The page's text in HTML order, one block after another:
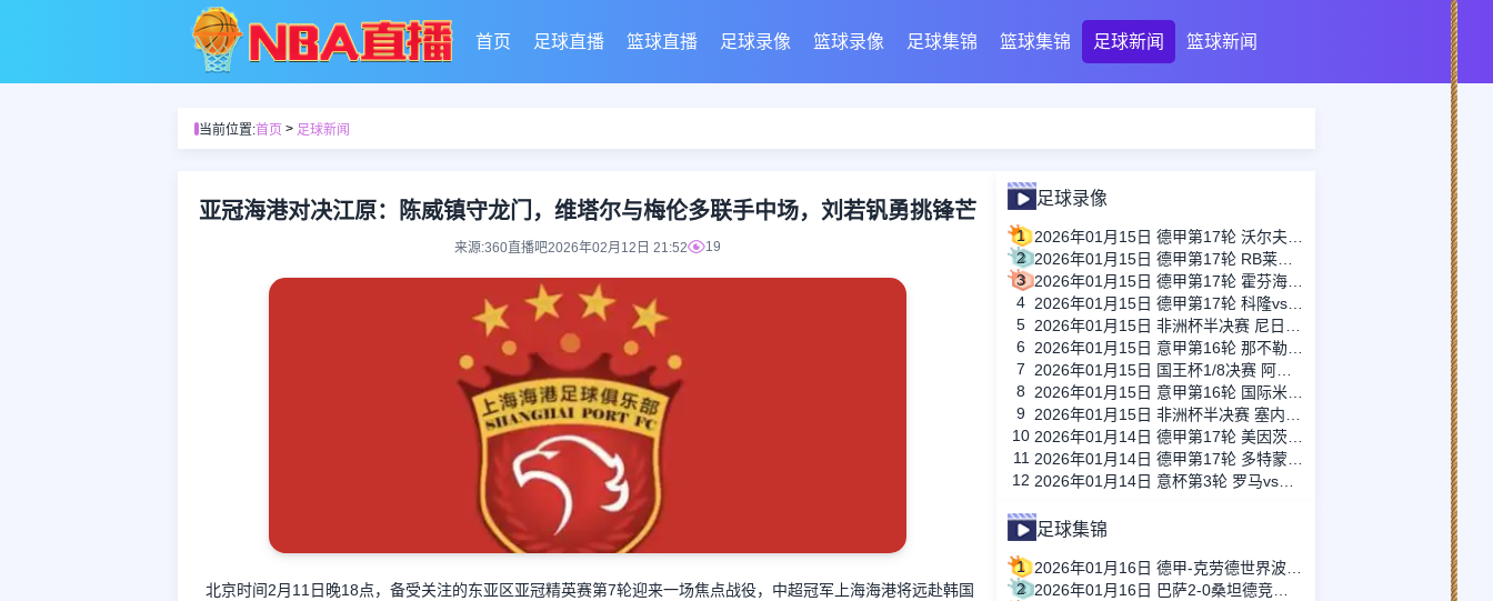
首页 足球直播 篮球直播 足球录像 篮球录像 足球集锦 篮球集锦 足球新闻 篮球新闻
当前位置:首页 > 足球新闻
亚冠海港对决江原：陈威镇守龙门，维塔尔与梅伦多联手中场，刘若钒勇挑锋芒
来源:360直播吧2026年02月12日 21:52 19
北京时间2月11日晚18点，备受关注的东亚区亚冠精英赛第7轮迎来一场焦点战役，中超冠军上海海港将远赴韩国
足球录像
1
2
3
4
5
6
7
8
9
10
11
12
足球集锦
1
2